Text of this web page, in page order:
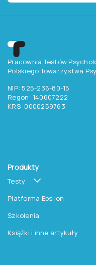
Pracownia Testów
Polskiego Towarzystwa
NIP: 525-236-80-15
Regon: 140607222
KRS: 0000259763
Produkty
Testy
Platforma Epsilon
Szkolenia
Książki i inne artykuły